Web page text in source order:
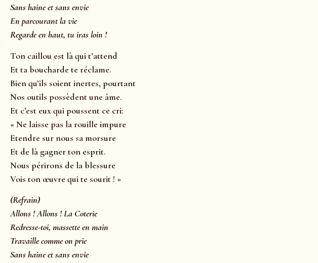
Sans haine et sans envie
En parcourant la vie
Regarde en haut, tu iras loin !
Ton caillou est là qui t’attend
Et ta boucharde te réclame.
Bien qu’ils soient inertes, pourtant
Nos outils possèdent une âme.
Et c’est eux qui poussent ce cri:
« Ne laisse pas la rouille impure
Etendre sur nous sa morsure
Et de là gagner ton esprit.
Nous périrons de la blessure
Vois ton œuvre qui te sourit ! »
(Refrain)
Allons ! Allons ! La Coterie
Redresse-toi, massette en main
Travaille comme on prie
Sans haine et sans envie